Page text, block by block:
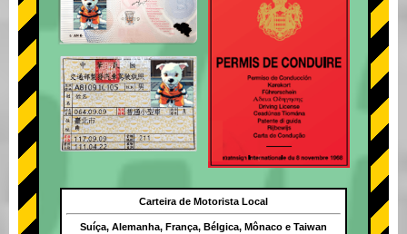
Carteira de Motorista Local
Suíça, Alemanha, França, Bélgica, Mônaco e Taiwan